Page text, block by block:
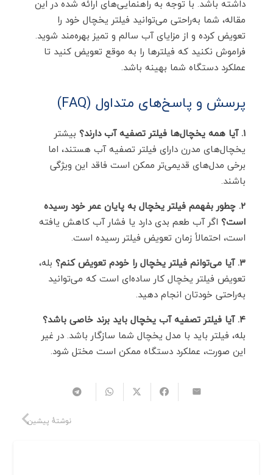
داشته باشد. با توجه به راهنمایی‌های ارائه شده در این
مقاله، شما به‌راحتی می‌توانید فیلتر یخچال خود را
تعویض کرده و از مزایای آب سالم و تمیز بهره‌مند شوید.
فراموش نکنید که فیلترها را به موقع تعویض کنید تا
عملکرد دستگاه شما بهینه باشد.
پرسش و پاسخ‌های متداول (FAQ)
۱. آیا همه یخچال‌ها فیلتر تصفیه آب دارند؟
بیشتر
یخچال‌های مدرن دارای فیلتر تصفیه آب هستند، اما
برخی مدل‌های قدیمی‌تر ممکن است فاقد این ویژگی
باشند.
۲. چطور بفهمم فیلتر یخچال به پایان عمر خود رسیده
است؟ اگر آب طعم بدی دارد یا فشار آب کاهش یافته
است، احتمالاً زمان تعویض فیلتر رسیده است.
۳. آیا می‌توانم فیلتر یخچال را خودم تعویض کنم؟
بله،
تعویض فیلتر یخچال کار ساده‌ای است که می‌توانید
به‌راحتی خودتان انجام دهید.
۴. آیا فیلتر تصفیه آب یخچال باید برند خاصی باشد؟
بله، فیلتر باید با مدل یخچال شما سازگار باشد. در غیر
این صورت، عملکرد دستگاه ممکن است مختل شود.
نوشتهٔ پیشین